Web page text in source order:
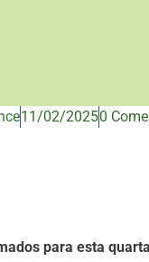
11/02/20250
para esta